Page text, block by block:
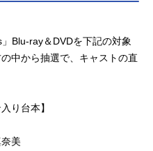
Blu-ray＆DVDを下記の対象
中から抽選で、キャストの直
り台本】
美